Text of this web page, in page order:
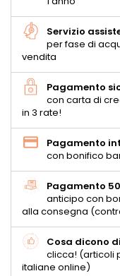
Servizio
per fase di
vendita
Pagamento
con carta di
in 3 rate!
Pagamento
con bonifico
Pagamento
anticipo con
alla consegna
Cosa dicono
clicca! (articoli
italiane online)